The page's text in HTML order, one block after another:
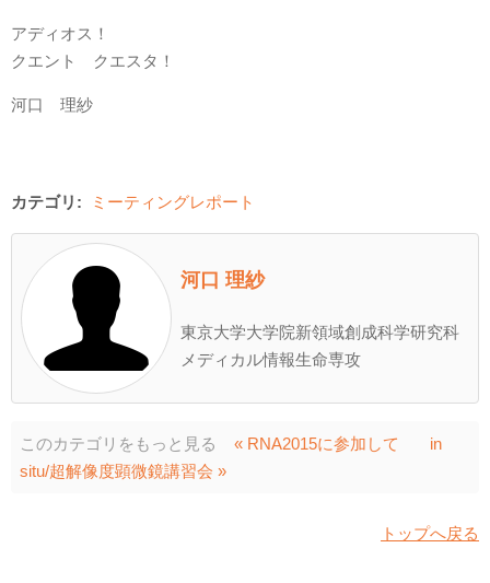
アディオス！
クエント クエスタ！
河口 理紗
カテゴリ: ミーティングレポート
河口 理紗
東京大学大学院新領域創成科学研究科
メディカル情報生命専攻
このカテゴリをもっと見る « RNA2015に参加して
in
situ/超解像度顕微鏡講習会 »
トップへ戻る